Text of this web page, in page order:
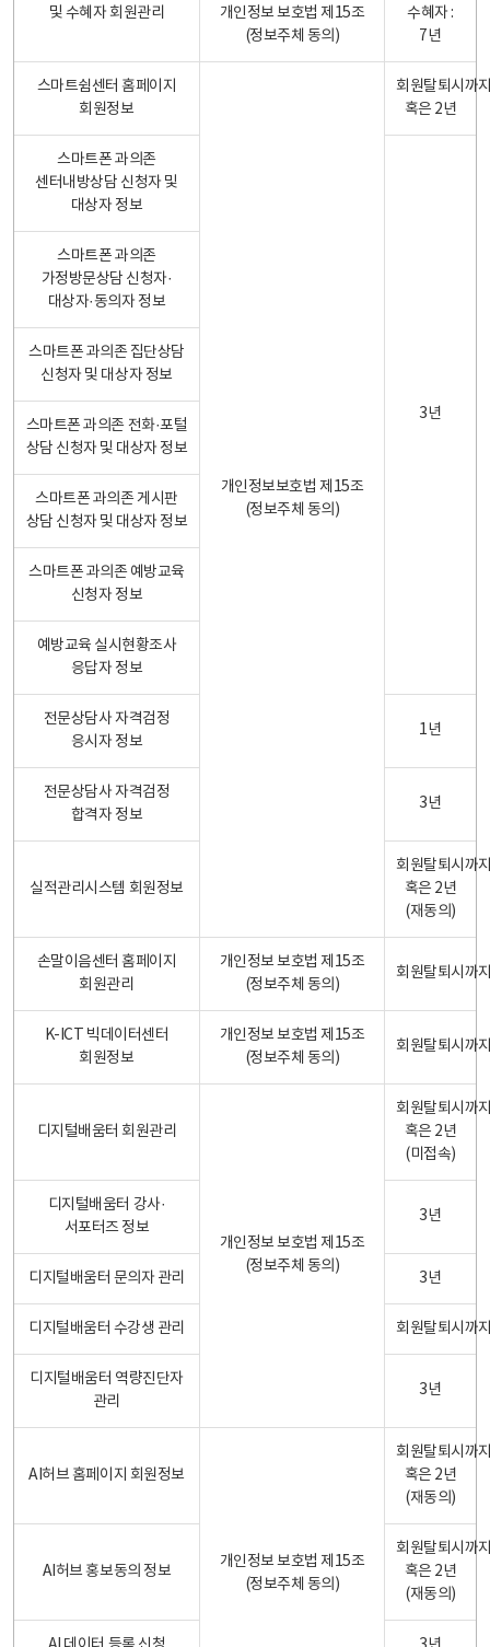
및 수혜자 회원관리
개인정보 보호법 제15조
(정보주체 동의)
수혜자 :
7년
스마트쉼센터 홈페이지
회원정보
개인정보보호법 제15조
(정보주체 동의)
회원탈퇴시까
혹은 2년
스마트폰 과의존
센터내방상담 신청자 및
대상자 정보
3년
스마트폰 과의존
가정방문상담 신청자·
대상자·동의자 정보
스마트폰 과의존 집단상담
신청자 및 대상자 정보
스마트폰 과의존 전화·포털
상담 신청자 및 대상자 정보
스마트폰 과의존 게시판
상담 신청자 및 대상자 정보
스마트폰 과의존 예방교육
신청자 정보
예방교육 실시현황조사
응답자 정보
전문상담사 자격검정
응시자 정보
1년
전문상담사 자격검정
합격자 정보
3년
실적관리시스템 회원정보
회원탈퇴시까
혹은 2년
(재동의)
손말이음센터 홈페이지
회원관리
개인정보 보호법 제15조
(정보주체 동의)
회원탈퇴시까
K-ICT 빅데이터센터
회원정보
개인정보 보호법 제15조
(정보주체 동의)
회원탈퇴시까
디지털배움터 회원관리
개인정보 보호법 제15조
(정보주체 동의)
회원탈퇴시까
혹은 2년
(미접속)
디지털배움터 강사·
서포터즈 정보
3년
디지털배움터 문의자 관리 3년
디지털배움터 수강생 관리 회원탈퇴시까
디지털배움터 역량진단자
관리
3년
AI허브 홈페이지 회원정보
개인정보 보호법 제15조
(정보주체 동의)
회원탈퇴시까
혹은 2년
(재동의)
AI허브 홍보동의 정보
회원탈퇴시까
혹은 2년
(재동의)